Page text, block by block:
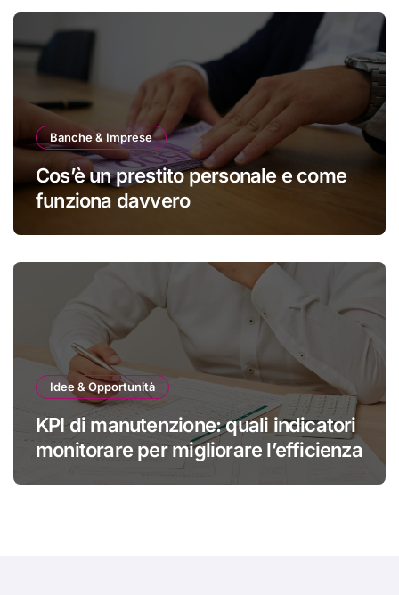
Banche & Imprese
Cos’è un prestito personale e come
funziona davvero
Idee & Opportunità
KPI di manutenzione: quali indicatori
monitorare per migliorare l’efficienza